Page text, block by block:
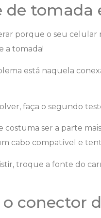
de tomada
porque o seu celular
a tomada!
está naquela
faça o segundo
costuma ser a parte
cabo compatível e
troque a fonte do
conector